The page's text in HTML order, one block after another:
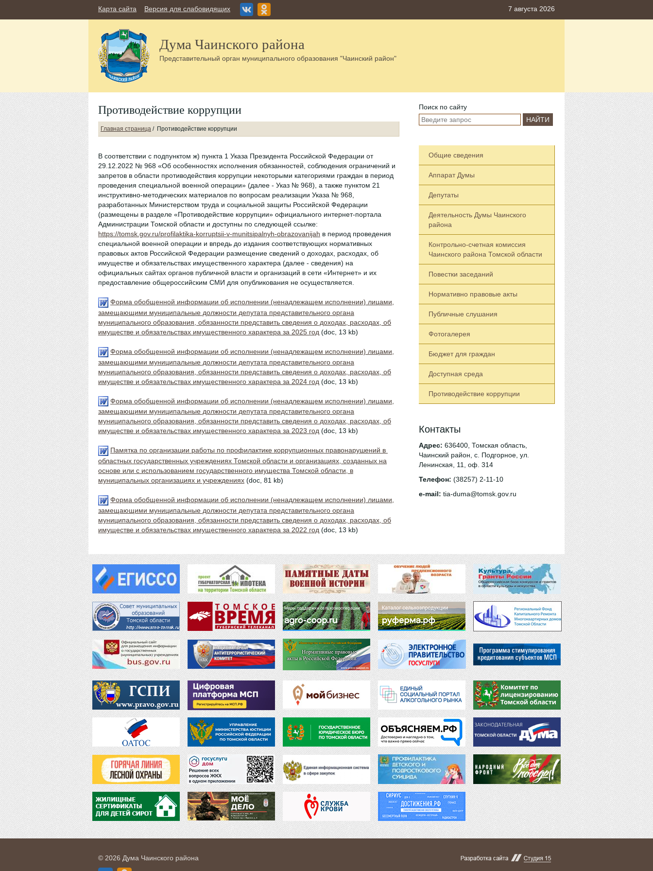
Карта сайта Версия для слабовидящих 7 августа 2026
Дума Чаинского района
Представительный орган муниципального образования "Чаинский район"
Противодействие коррупции
Главная страница / Противодействие коррупции
В соответствии с подпунктом ж) пункта 1 Указа Президента Российской Федерации от
29.12.2022 № 968 «Об особенностях исполнения обязанностей, соблюдения ограничений и
запретов в области противодействия коррупции некоторыми категориями граждан в период
проведения специальной военной операции» (далее - Указ № 968), а также пунктом 21
инструктивно-методических материалов по вопросам реализации Указа № 968,
разработанных Министерством труда и социальной защиты Российской Федерации
(размещены в разделе «Противодействие коррупции» официального интернет-портала
Администрации Томской области и доступны по следующей ссылке:
https://tomsk.gov.ru/profilaktika-korruptsii-v-munitsipalnyh-obrazovanijah в период проведения
специальной военной операции и впредь до издания соответствующих нормативных
правовых актов Российской Федерации размещение сведений о доходах, расходах, об
имуществе и обязательствах имущественного характера (далее - сведения) на
официальных сайтах органов публичной власти и организаций в сети «Интернет» и их
предоставление общероссийским СМИ для опубликования не осуществляется.
Форма обобщенной информации об исполнении (ненадлежащем исполнении) лицами,
замещающими муниципальные должности депутата представительного органа
муниципального образования, обязанности представить сведения о доходах, расходах, об
имуществе и обязательствах имущественного характера за 2025 год (doc, 13 kb)
Форма обобщенной информации об исполнении (ненадлежащем исполнении) лицами,
замещающими муниципальные должности депутата представительного органа
муниципального образования, обязанности представить сведения о доходах, расходах, об
имуществе и обязательствах имущественного характера за 2024 год (doc, 13 kb)
Форма обобщенной информации об исполнении (ненадлежащем исполнении) лицами,
замещающими муниципальные должности депутата представительного органа
муниципального образования, обязанности представить сведения о доходах, расходах, об
имуществе и обязательствах имущественного характера за 2023 год (doc, 13 kb)
Памятка по организации работы по профилактике коррупционных правонарушений в
областных государственных учреждениях Томской области и организациях, созданных на
основе или с использованием государственного имущества Томской области, в
муниципальных организациях и учреждениях (doc, 81 kb)
Форма обобщенной информации об исполнении (ненадлежащем исполнении) лицами,
замещающими муниципальные должности депутата представительного органа
муниципального образования, обязанности представить сведения о доходах, расходах, об
имуществе и обязательствах имущественного характера за 2022 год (doc, 13 kb)
Поиск по сайту
НАЙТИ
Общие сведения
Аппарат Думы
Депутаты
Деятельность Думы Чаинского
района
Контрольно-счетная комиссия
Чаинского района Томской области
Повестки заседаний
Нормативно правовые акты
Публичные слушания
Фотогалерея
Бюджет для граждан
Доступная среда
Противодействие коррупции
Контакты
Адрес: 636400, Томская область,
Чаинский район, с. Подгорное, ул.
Ленинская, 11, оф. 314
Телефон: (38257) 2-11-10
e-mail: tia-duma@tomsk.gov.ru
© 2026 Дума Чаинского района